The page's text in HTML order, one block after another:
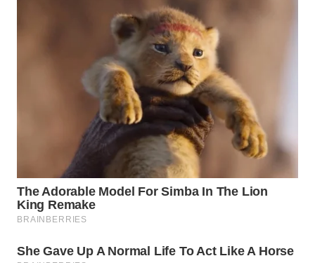
MAJALENGKA
WN
SUKABUMI
PURWAKARTA